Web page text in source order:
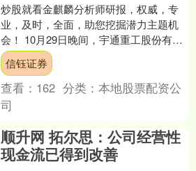
炒股就看金麒麟分析师研报，权威，专
业，及时，全面，助您挖掘潜力主题机
会！ 10月29日晚间，宇通重工股份有限
公司（以下简称“宇通重工”）披露2025年
三季报。今....
信钰证券
查看： 162 分类：本地股票配资公
司
顺升网 拓尔思：公司经营性
现金流已得到改善